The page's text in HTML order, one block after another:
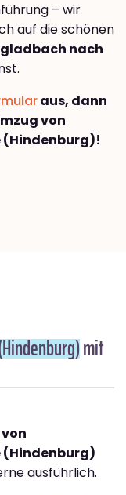
– wir
auf die schönen
nach
aus, dann
von
(Hindenburg)!
mit
(Hindenburg)
ausführlich.